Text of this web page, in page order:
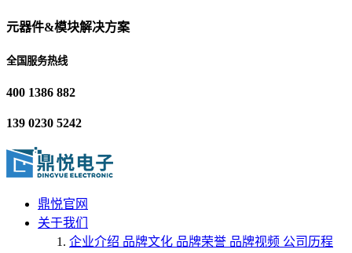
元器件&模块解决方案
全国服务热线
400 1386 882
139 0230 5242
鼎悦官网
关于我们
企业介绍 品牌文化 品牌荣誉 品牌视频 公司历程